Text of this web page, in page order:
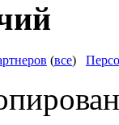
(все)